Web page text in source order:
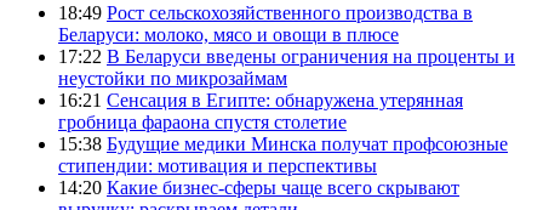
18:49 Рост сельскохозяйственного производства в
Беларуси: молоко, мясо и овощи в плюсе
17:22 В Беларуси введены ограничения на проценты и
неустойки по микрозаймам
16:21 Сенсация в Египте: обнаружена утерянная
гробница фараона спустя столетие
15:38 Будущие медики Минска получат профсоюзные
стипендии: мотивация и перспективы
14:20 Какие бизнес-сферы чаще всего скрывают